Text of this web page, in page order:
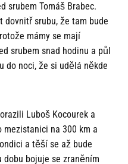
srubem Tomáš Brabec.
dovnitř srubu, že tam bude
mámy se mají
srubem snad hodinu a půl
do noci, že si udělá někde
Luboš Kocourek a
na 300 km a
a těší se až bude
bojuje se zraněním